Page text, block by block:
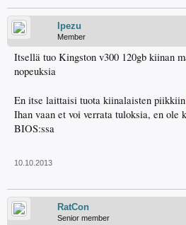
Ipezu
Member
Itsellä tuo Kingston v300 120gb kiinan
nopeuksia
En itse laittaisi tuota kiinalaisten piikkiin
Ihan vaan et voi verrata tuloksia, en ole
BIOS:ssa
10.10.2013
RatCon
Senior member